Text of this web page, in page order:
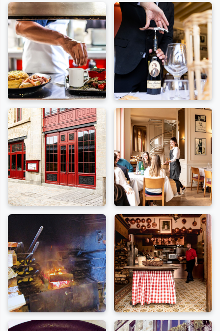
apparent, poutres sculptées et cheminées
monumentales, reflétant le style rustique chic des
auberges normandes du XIXe siècle. Inscrit aux
Monuments Historiques, le bâtiment a conservé son
mobilier d'époque et son atmosphère authentique.
L'hôtel moderne s'étend aujourd'hui sur trois maisons
historiques distinctes : l'Auberge historique (le bâtiment
original de 1888), la Maison Rouge (dotée d'un jardin
attenant paisible), l'Ermitage (ou Maison d'Annette) (la
dernière demeure de la célèbre cuisinière).
L'omelette soufflée mythique
: le cœur de la
renommée de l'auberge reste sa fameuse omelette
soufflée, préparée selon la recette originale depuis
plus d'un siècle. Le secret réside dans la simplicité : des
œufs frais battus avec un généreux morceau de
beurre, cuits dans unepoêle en cuivresur un feu de
bois. La cuisson, maîtrisée par un « tour de main »
spécifique, donne une omelette rosée, baveuse et
légère. Le restaurant propose également une cuisine
traditionnelle normande mettant en valeur les produits
locaux comme les prés-salés et les produits de la mer.
Découvrez notrearticle dédié à l'omelette de la Mère
Poulardci-dessous.